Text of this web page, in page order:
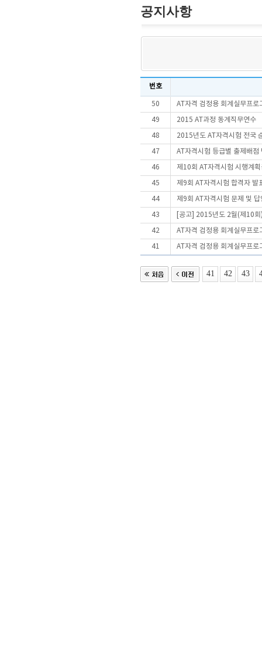
공지사항
번호
50 AT자격 검정용 회계실무프
49 2015 AT과정 동계직무연수
48 2015년도 AT자격시험 전국
47 AT자격시험 등급별 출제배점
46 제10회 AT자격시험 시행계
45 제9회 AT자격시험 합격자 발
44 제9회 AT자격시험 문제 및 답
43 [공고] 2015년도 2월(제10
42 AT자격 검정용 회계실무프
41 AT자격 검정용 회계실무프
41 42 43